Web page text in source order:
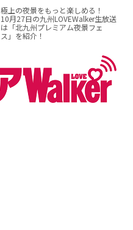
極上の夜景をもっと楽しめる！
10月27日の九州LOVEWalker生放送
は「北九州プレミアム夜景フェ
ス」を紹介！